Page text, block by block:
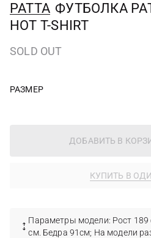
PATTA ФУТБОЛКА
HOT T-SHIRT
SOLD OUT
РАЗМЕР
ДОБАВИТЬ В
КУПИТЬ В
Параметры модели: Рост 189
см. Бедра 91см; На модели